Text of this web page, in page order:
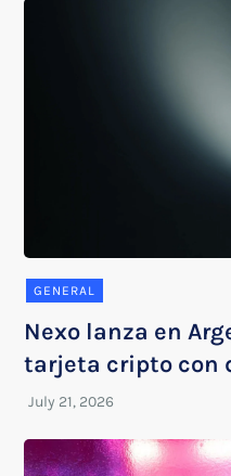
GENERAL
Nexo lanza en
tarjeta cripto con